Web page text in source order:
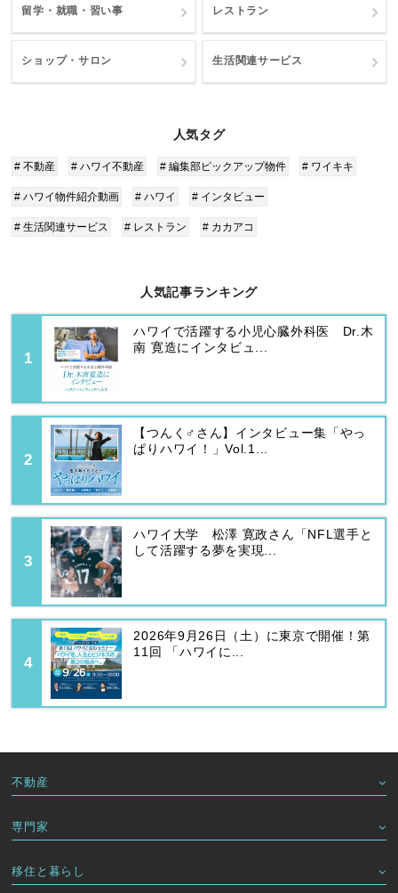
留学・就職・習い事 レストラン
ショップ・サロン 生活関連サービス
人気タグ
# 不動産 # ハワイ不動産 # 編集部ピックアップ物件 # ワイキキ
# ハワイ物件紹介動画 # ハワイ # インタビュー
# 生活関連サービス # レストラン # カカアコ
人気記事ランキング
ハワイで活躍する小児心臓外科医 Dr.木
南 寛造にインタビュ...
【つんく♂さん】インタビュー集「やっ
ぱりハワイ！」Vol.1...
ハワイ大学 松澤 寛政さん「NFL選手と
して活躍する夢を実現...
2026年9月26日（土）に東京で開催！第
11回 「ハワイに...
不動産
専門家
移住と暮らし